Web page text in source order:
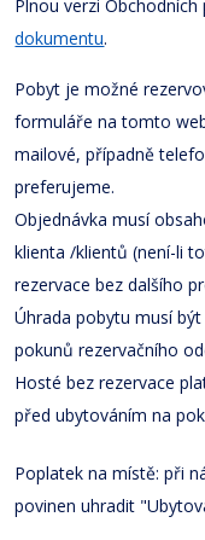
Plnou verzi
dokumentu.
Pobyt je možné
formuláře na tomto
mailové, případně
preferujeme.
Objednávka musí
klienta /klientů (není-li
rezervace bez dalšího
Úhrada pobytu musí
pokunů rezervačního
Hosté bez rezervace
před ubytováním na
Poplatek na místě: při
povinen uhradit